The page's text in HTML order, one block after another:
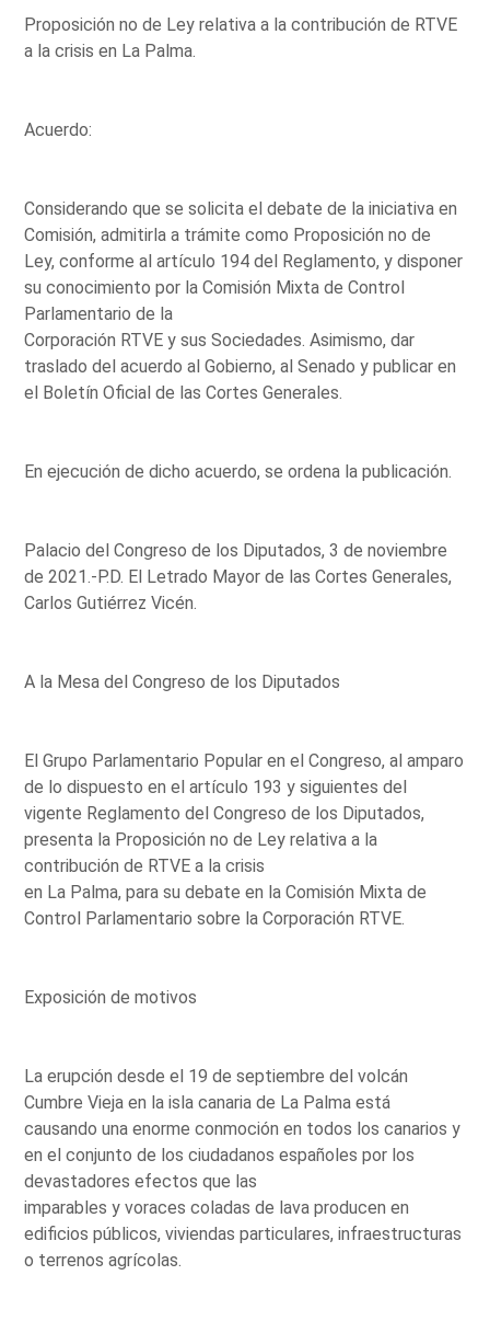
Proposición no de Ley relativa a la contribución de RTVE
a la crisis en La Palma.
Acuerdo:
Considerando que se solicita el debate de la iniciativa en
Comisión, admitirla a trámite como Proposición no de
Ley, conforme al artículo 194 del Reglamento, y disponer
su conocimiento por la Comisión Mixta de Control
Parlamentario de la
Corporación RTVE y sus Sociedades. Asimismo, dar
traslado del acuerdo al Gobierno, al Senado y publicar en
el Boletín Oficial de las Cortes Generales.
En ejecución de dicho acuerdo, se ordena la publicación.
Palacio del Congreso de los Diputados, 3 de noviembre
de 2021.-P.D. El Letrado Mayor de las Cortes Generales,
Carlos Gutiérrez Vicén.
A la Mesa del Congreso de los Diputados
El Grupo Parlamentario Popular en el Congreso, al amparo
de lo dispuesto en el artículo 193 y siguientes del
vigente Reglamento del Congreso de los Diputados,
presenta la Proposición no de Ley relativa a la
contribución de RTVE a la crisis
en La Palma, para su debate en la Comisión Mixta de
Control Parlamentario sobre la Corporación RTVE.
Exposición de motivos
La erupción desde el 19 de septiembre del volcán
Cumbre Vieja en la isla canaria de La Palma está
causando una enorme conmoción en todos los canarios y
en el conjunto de los ciudadanos españoles por los
devastadores efectos que las
imparables y voraces coladas de lava producen en
edificios públicos, viviendas particulares, infraestructuras
o terrenos agrícolas.